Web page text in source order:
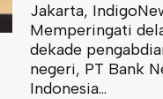
Jakarta,
Gubernur
Suhardi Duka,
para kepala
Sulawesi ...